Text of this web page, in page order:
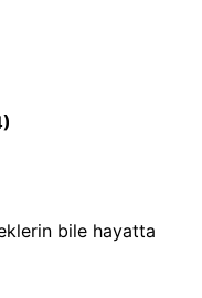
bile hayatta